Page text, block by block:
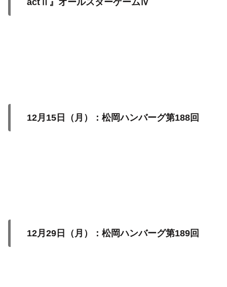
12月15日（月）：松岡ハンバーグ第188回
12月29日（月）：松岡ハンバーグ第189回